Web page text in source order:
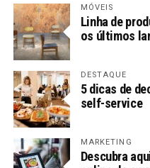
MÓVEIS
Linha de
os últimos
DESTAQUE
5 dicas de
self-service
MARKETING
Descubra